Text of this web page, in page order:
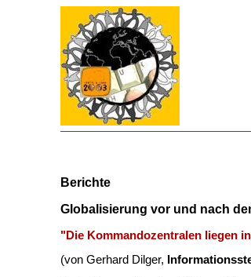
Berichte
Globalisierung vor und nach
"Die Kommandozentralen liegen
(von Gerhard Dilger,